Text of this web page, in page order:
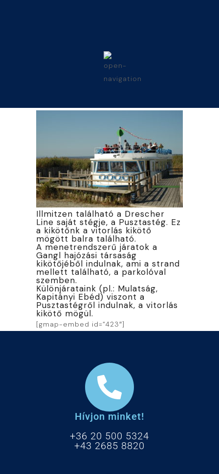
Illmitzen található a Drescher
Line saját stégje, a Pusztastég. Ez
a kikötőnk a vitorlás kikötő
mögött balra található.
A menetrendszerű járatok a
Gangl hajózási társaság
kikötőjéből indulnak, ami a strand
mellett található, a parkolóval
szemben.
Különjárataink (pl.: Mulatság,
Kapitányi Ebéd) viszont a
Pusztastégről indulnak, a vitorlás
kikötő mögül.
[gmap-embed id=“423″]
Hívjon minket!
+36 20 500 5324
+43 2685 8820